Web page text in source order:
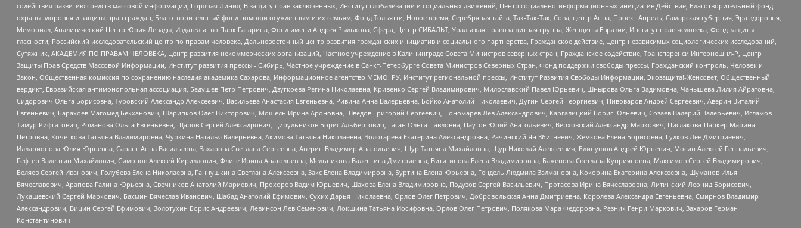
содействия развитию средств массовой информации, Горячая Линия, В защиту прав заключенных, Институт глобализации и социальных движений, Центр социально-информационных инициатив Действие, Благотворительный фонд
охраны здоровья и защиты прав граждан, Благотворительный фонд помощи осужденным и их семьям, Фонд Тольятти, Новое время, Серебряная тайга, Так-Так-Так, Сова, центр Анна, Проект Апрель, Самарская губерния, Эра здоровья,
Мемориал, Аналитический Центр Юрия Левады, Издательство Парк Гагарина, Фонд имени Андрея Рылькова, Сфера, Центр СИБАЛЬТ, Уральская правозащитная группа, Женщины Евразии, Институт прав человека, Фонд защиты
гласности, Российский исследовательский центр по правам человека, Дальневосточный центр развития гражданских инициатив и социального партнерства, Гражданское действие, Центр независимых социологических исследований,
Сутяжник, АКАДЕМИЯ ПО ПРАВАМ ЧЕЛОВЕКА, Центр развития некоммерческих организаций, Частное учреждение в Калининграде Совета Министров северных стран, Гражданское содействие, Трансперенси Интернешнл-Р, Центр
Защиты Прав Средств Массовой Информации, Институт развития прессы - Сибирь, Частное учреждение в Санкт-Петербурге Совета Министров Северных Стран, Фонд поддержки свободы прессы, Гражданский контроль, Человек и
Закон, Общественная комиссия по сохранению наследия академика Сахарова, Информационное агентство МЕМО. РУ, Институт региональной прессы, Институт Развития Свободы Информации, Экозащита!-Женсовет, Общественный
вердикт, Евразийская антимонопольная ассоциация, Бедушев Петр Петрович, Дзугкоева Регина Николаевна, Кривенко Сергей Владимирович, Милославский Павел Юрьевич, Шнырова Ольга Вадимовна, Чанышева Лилия Айратовна,
Сидорович Ольга Борисовна, Туровский Александр Алексеевич, Васильева Анастасия Евгеньевна, Ривина Анна Валерьевна, Бойко Анатолий Николаевич, Дугин Сергей Георгиевич, Пивоваров Андрей Сергеевич, Аверин Виталий
Евгеньевич, Барахоев Магомед Бекханович, Шарипков Олег Викторович, Мошель Ирина Ароновна, Шведов Григорий Сергеевич, Пономарев Лев Александрович, Каргалицкий Борис Юльевич, Созаев Валерий Валерьевич, Исламов
Тимур Рифгатович, Романова Ольга Евгеньевна, Щаров Сергей Алексадрович, Цирульников Борис Альбертович, Гасан Ольга Павловна, Паутов Юрий Анатольевич, Верховский Александр Маркович, Пислакова-Паркер Марина
Петровна, Кочеткова Татьяна Владимировна, Чуркина Наталья Валерьевна, Акимова Татьяна Николаевна, Золотарева Екатерина Александровна, Рачинский Ян Збигневич, Жемкова Елена Борисовна, Гудков Лев Дмитриевич,
Илларионова Юлия Юрьевна, Саранг Анна Васильевна, Захарова Светлана Сергеевна, Аверин Владимир Анатольевич, Щур Татьяна Михайловна, Щур Николай Алексеевич, Блинушов Андрей Юрьевич, Мосин Алексей Геннадьевич,
Гефтер Валентин Михайлович, Симонов Алексей Кириллович, Флиге Ирина Анатольевна, Мельникова Валентина Дмитриевна, Вититинова Елена Владимировна, Баженова Светлана Куприяновна, Максимов Сергей Владимирович,
Беляев Сергей Иванович, Голубева Елена Николаевна, Ганнушкина Светлана Алексеевна, Закс Елена Владимировна, Буртина Елена Юрьевна, Гендель Людмила Залмановна, Кокорина Екатерина Алексеевна, Шуманов Илья
Вячеславович, Арапова Галина Юрьевна, Свечников Анатолий Мариевич, Прохоров Вадим Юрьевич, Шахова Елена Владимировна, Подузов Сергей Васильевич, Протасова Ирина Вячеславовна, Литинский Леонид Борисович,
Лукашевский Сергей Маркович, Бахмин Вячеслав Иванович, Шабад Анатолий Ефимович, Сухих Дарья Николаевна, Орлов Олег Петрович, Добровольская Анна Дмитриевна, Королева Александра Евгеньевна, Смирнов Владимир
Александрович, Вицин Сергей Ефимович, Золотухин Борис Андреевич, Левинсон Лев Семенович, Локшина Татьяна Иосифовна, Орлов Олег Петрович, Полякова Мара Федоровна, Резник Генри Маркович, Захаров Герман
Константинович